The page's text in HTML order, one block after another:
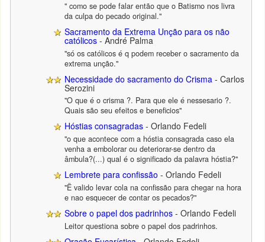
" como se pode falar então que o Batismo nos livra
da culpa do pecado original."
Sacramento da Extrema Unção para os não
católicos - André Palma
"só os católicos é q podem receber o sacramento da
extrema unção."
Necessidade do sacramento do Crisma - Carlos
Serozini
"O que é o crisma ?. Para que ele é nessesario ?.
Quais são seu efeitos e beneficios"
Hóstias consagradas - Orlando Fedeli
"o que acontece com a hóstia consagrada caso ela
venha a embolorar ou deteriorar-se dentro da
âmbula?(...) qual é o significado da palavra hóstia?"
Lembrete para confissão - Orlando Fedeli
"Ë valido levar cola na confissão para chegar na hora
e nao esquecer de contar os pecados?"
Sobre o papel dos padrinhos - Orlando Fedeli
Leitor questiona sobre o papel dos padrinhos.